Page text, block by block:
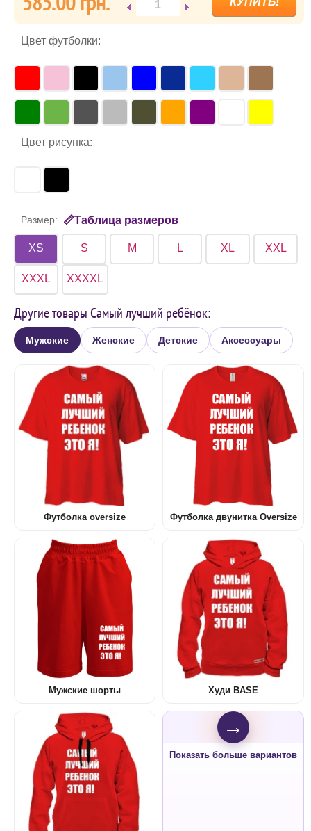
Цвет футболки:
Цвет рисунка:
Размер: 📏Таблица размеров
XS S M L XL XXL
XXXL XXXXL
Другие товары Самый лучший ребёнок:
Мужские Женские Детские Аксессуары
Футболка oversize Футболка двунитка Oversize
Мужские шорты Худи BASE
→
Показать больше вариантов